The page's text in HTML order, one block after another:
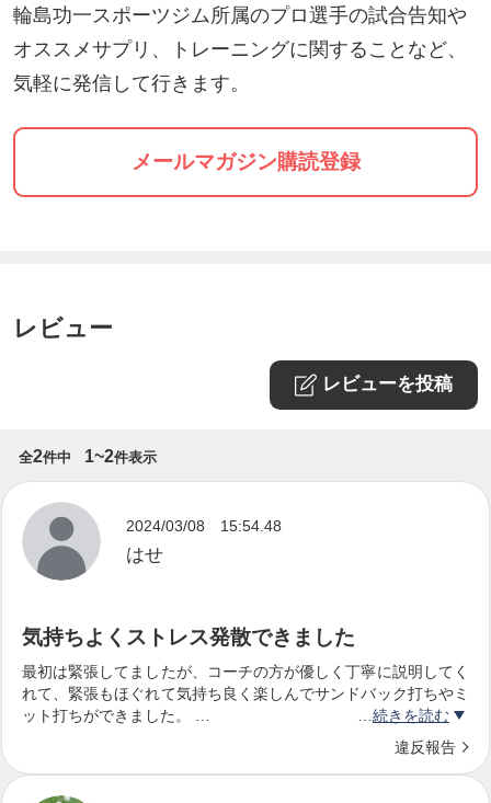
輪島功一スポーツジム所属のプロ選手の試合告知や
オススメサプリ、トレーニングに関することなど、
気軽に発信して行きます。
メールマガジン購読登録
レビュー
レビューを投稿
全2件中 1~2件表示
2024/03/08 15:54.48
はせ
気持ちよくストレス発散できました
最初は緊張してましたが、コーチの方が優しく丁寧に説明してく
れて、緊張もほぐれて気持ち良く楽しんでサンドバック打ちやミ
ット打ちができました。
体験から一週間以内に入会したので、自分では知らなかった500
円キャッシュバックをスタッフさんから教えてもらい、結果、無
料で体験が出来たのも良かったです。
続きを読む
違反報告